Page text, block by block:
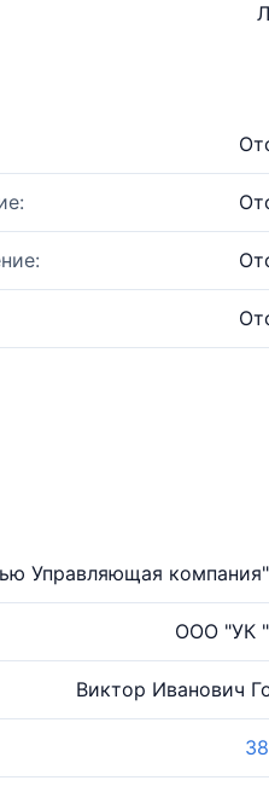
Управляющая
ООО "УК
Виктор Иванович